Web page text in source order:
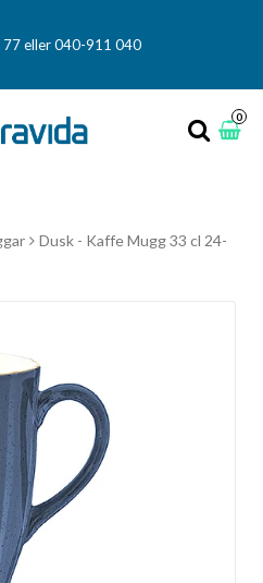
77 eller 040-911 040
0
Dusk - Kaffe Mugg 33 cl 24-